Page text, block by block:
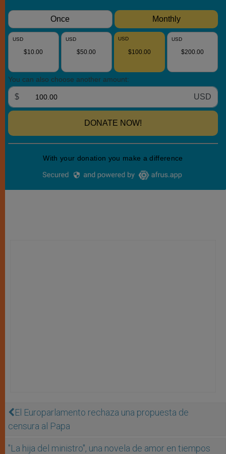
El Europarlamento rechaza una propuesta de
censura al Papa
"La hija del ministro", una novela de amor en tiempos